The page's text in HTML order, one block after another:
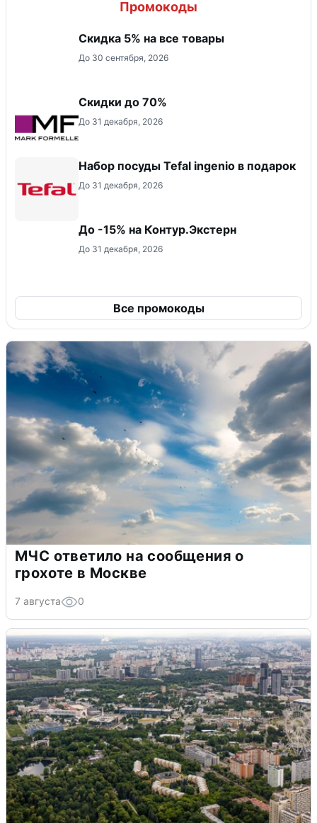
Промокоды
Скидка 5% на все товары
До 30 сентября, 2026
Скидки до 70%
До 31 декабря, 2026
Набор посуды Tefal ingenio в подарок
До 31 декабря, 2026
До -15% на Контур.Экстерн
До 31 декабря, 2026
Все промокоды
МЧС ответило на сообщения о
грохоте в Москве
7 августа 0